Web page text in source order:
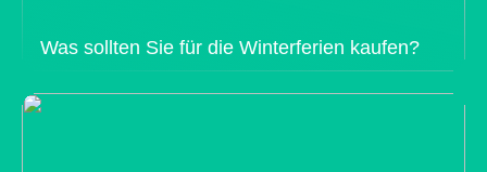
Was sollten Sie für die Winterferien kaufen?